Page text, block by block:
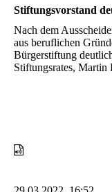
Stiftungsvorstand
Nach dem
aus beruflichen
Bürgerstiftung
Stiftungsrates,